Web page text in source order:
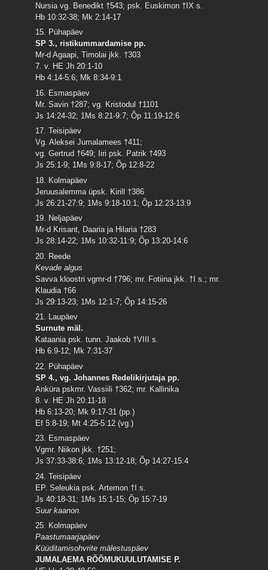
Nursia vg. Benedikt †543; psk. Euskimon †IX s.
Hb 10:32-38; Mk 2:14-17
15. Pühapäev
SP 3., ristikummardamise pp.
Mr-d Agaapi, Timolai jkk. †303
7. v. HE Jh 20:1-10
Hb 4:14-5:6; Mk 8:34-9:1
16. Esmaspäev
Mr. Savin †287; vg. Kristodul †1101
Js 14:24-32; 1Ms 8:21-9:7; Õp 11:19-12:6
17. Teisipäev
Vg. Aleksei Jumalamees †411;
vg. Gertrud †649; Iiri psk. Patrik †493
Js 25:1-9; 1Ms 9:8-17; Õp 12:8-22
18. Kolmapäev
Jeruusalemma üpsk. Kirill †386
Js 26:21-27:9; 1Ms 9:18-10:1; Õp 12:23-13:9
19. Neljapäev
Mr-d Krisant, Daaria ja Hilaria †283
Js 28:14-22; 1Ms 10:32-11:9; Õp 13:20-14:6
20. Reede
Kevade algus
Savva kloostri vgmr-d †796; mr. Fotiina jkk. †I s.; mr.
Klaudia †66
Js 29:13-23; 1Ms 12:1-7; Õp 14:15-26
21. Laupäev
Surnute mäl.
Kataania psk. tunn. Jaakob †VIII s.
Hb 6:9-12; Mk 7:31-37
22. Pühapäev
SP 4., vg. Johannes Redelikirjutaja pp.
Anküra pskmr. Vassiili †362; mr. Kallinika
8. v. HE Jh 20:11-18
Hb 6:13-20; Mk 9:17-31 (pp.)
Ef 5:8-19; Mt 4:25-5:12 (vg.)
23. Esmaspäev
Vgmr. Niikon jkk. †251;
Js 37:33-38:6; 1Ms 13:12-18; Õp 14:27-15:4
24. Teisipäev
EP. Seleukia psk. Artemon †I s.
Js 40:18-31; 1Ms 15:1-15; Õp 15:7-19
Suur kaanon.
25. Kolmapäev
Paastumaarjapäev
Küüditamisohvrite mälestuspäev
JUMALAEMA RÕÕMUKUULUTAMISE P.